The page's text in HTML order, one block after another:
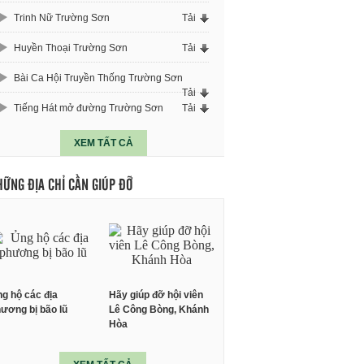
Trinh Nữ Trường Sơn Tải
Huyền Thoại Trường Sơn Tải
Bài Ca Hội Truyền Thống Trường Sơn
Tải
Tiếng Hát mở đường Trường Sơn
Tải
XEM TẤT CẢ
ĐỊA CHỈ CẦN GIÚP ĐỠ
hộ các địa
bị bão lũ
Hãy giúp đỡ hội viên
Lê Công Bòng, Khánh
Hòa